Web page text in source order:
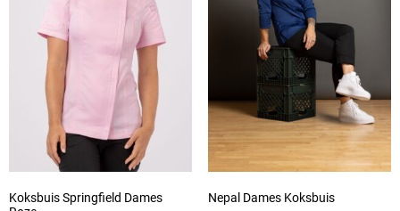
Koksbuis Springfield Dames
Nepal Dames Koksbuis